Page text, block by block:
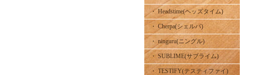
・ Headstime(ヘッズタイム)
・ Cherpa(シェルパ)
・ ninguru(ニングル)
・ SUBLIME(サブライム)
・ TESTIFY(テスティファイ)